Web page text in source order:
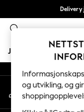
JENTER GUTTER
GIRLS
New In
50 - 92cm
An error occurred on
Min konto
Logg inn på
og utvikling, og